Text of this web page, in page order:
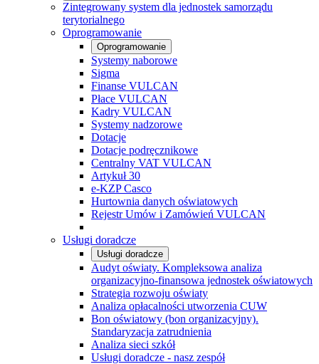
Zintegrowany system dla jednostek samorządu
terytorialnego
Oprogramowanie
Oprogramowanie
Systemy naborowe
Sigma
Finanse VULCAN
Płace VULCAN
Kadry VULCAN
Systemy nadzorowe
Dotacje
Dotacje podręcznikowe
Centralny VAT VULCAN
Artykuł 30
e-KZP Casco
Hurtownia danych oświatowych
Rejestr Umów i Zamówień VULCAN
Usługi doradcze
Usługi doradcze
Audyt oświaty. Kompleksowa analiza
organizacyjno-finansowa jednostek oświatowych
Strategia rozwoju oświaty
Analiza opłacalności utworzenia CUW
Bon oświatowy (bon organizacyjny).
Standaryzacja zatrudnienia
Analiza sieci szkół
Usługi doradcze - nasz zespół